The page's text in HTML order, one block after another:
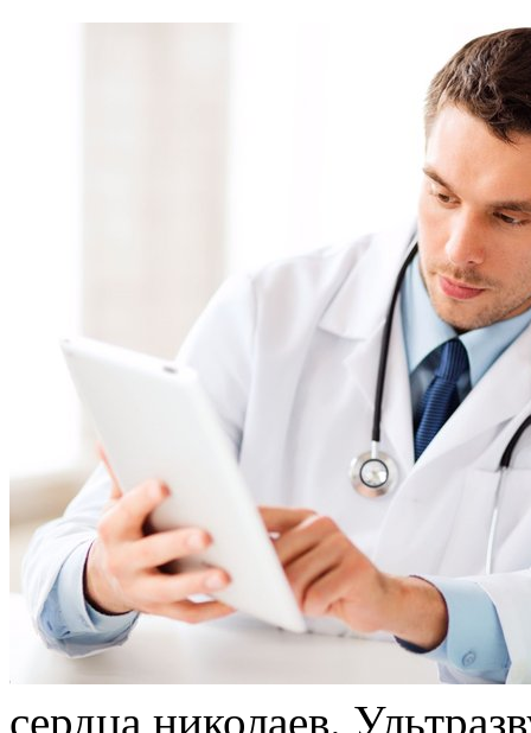
сердца николаев.